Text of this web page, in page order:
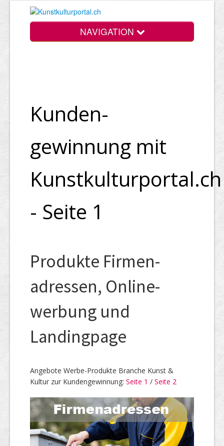
NAVIGATION
Kunden­
gewinnung mit
Kunstkulturportal.ch
- Seite 1
Produkte Firmen­
adressen, Online­
werbung und
Landing­page
Angebote Werbe-Produkte Branche Kunst &
Kultur zur Kunden­gewinnung: Seite 1 / Seite 2